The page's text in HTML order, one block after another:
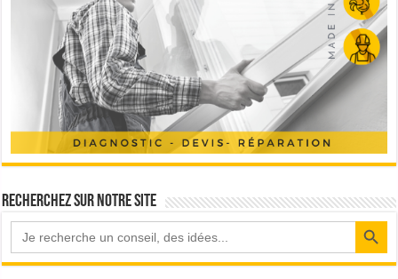
Recherchez sur notre site
Search Button